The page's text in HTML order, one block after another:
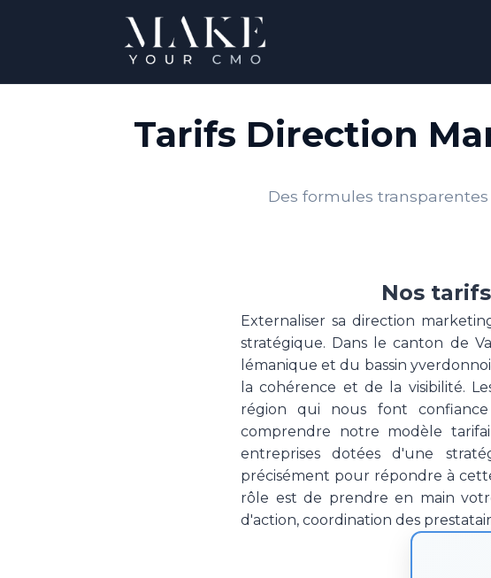
Tarifs Direction
Des formules
Nos
Externaliser sa direction
stratégique. Dans le canton de
lémanique et du bassin
la cohérence et de la visibilité.
région qui nous font
comprendre notre modèle
entreprises dotées d'une
précisément pour répondre à
rôle est de prendre en main
d'action, coordination des